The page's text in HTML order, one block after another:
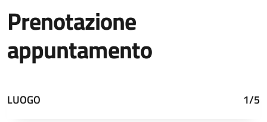
Prenotazione
appuntamento
LUOGO 1/5